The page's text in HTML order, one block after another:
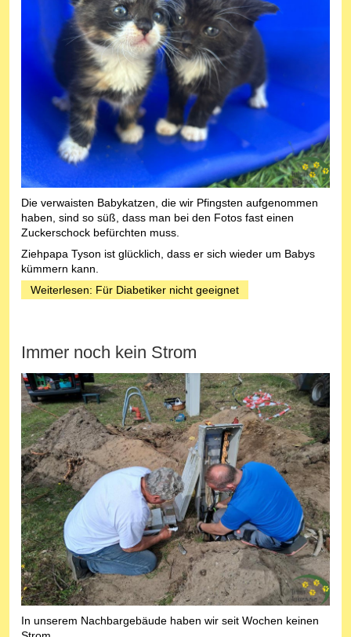
Die verwaisten Babykatzen, die wir Pfingsten aufgenommen
haben, sind so süß, dass man bei den Fotos fast einen
Zuckerschock befürchten muss.
Ziehpapa Tyson ist glücklich, dass er sich wieder um Babys
kümmern kann.
Weiterlesen: Für Diabetiker nicht geeignet
Immer noch kein Strom
In unserem Nachbargebäude haben wir seit Wochen keinen